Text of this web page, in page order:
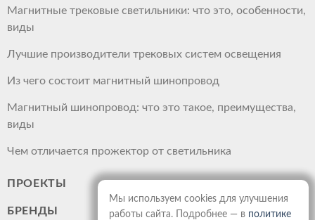
Магнитные трековые светильники: что это, особенности,
виды
Лучшие производители трековых систем освещения
Из чего состоит магнитный шинопровод
Магнитный шинопровод: что это такое, преимущества,
виды
Чем отличается прожектор от светильника
ПРОЕКТЫ
БРЕНДЫ
Мы используем cookies для улучшения
работы сайта. Подробнее — в политике